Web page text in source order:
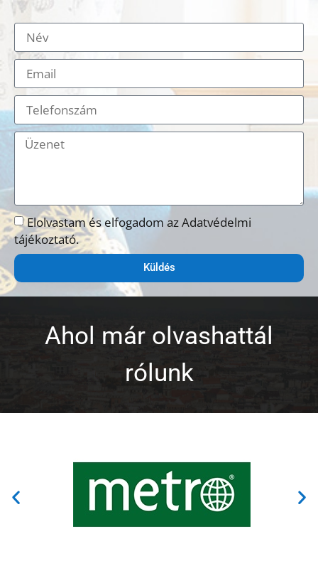
Elolvastam és elfogadom az Adatvédelmi
tájékoztató.
Küldés
Ahol már olvashattál
rólunk